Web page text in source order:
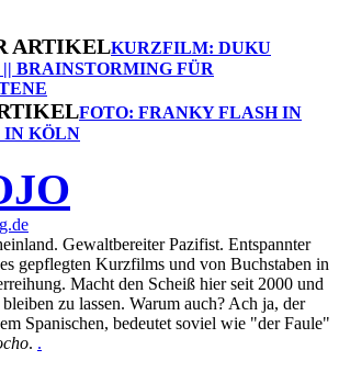
ARTIKELKURZFILM: DUKU
BRAINSTORMING FÜR
FOTO: FRANKY FLASH IN
IN KÖLN
Gewaltbereiter Pazifist. Entspannter
gepflegten Kurzfilms und von Buchstaben in
Macht den Scheiß hier seit 2000 und
zu lassen. Warum auch? Ach ja, der
Spanischen, bedeutet soviel wie "der Faule"
. .